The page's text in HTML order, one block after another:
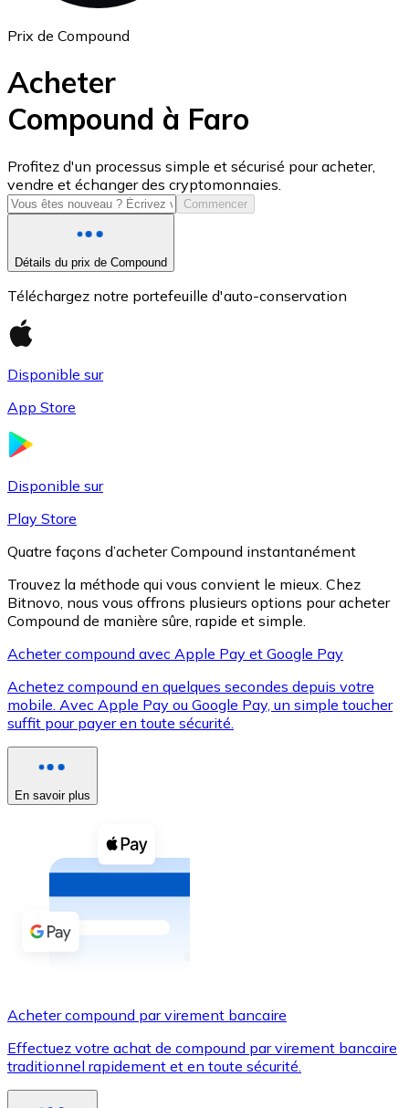
USD Coin
USDC
XRP
XRP
Voir toutes
Coupons crypto
Achetez des cryptomonnaies en espèces et d'autres
Acheter avec espèces
Virement SEPA
Utilisez les cartes Visa et Mastercard pour acheter
Acheter avec carte
Prix de Compound
Acheter
Compound à Faro
Profitez d'un processus simple et sécurisé pour acheter,
vendre et échanger des cryptomonnaies.
Commencer
Détails du prix de Compound
Téléchargez notre portefeuille d'auto-conservation
Disponible sur
App Store
Disponible sur
Play Store
Quatre façons d’acheter Compound instantanément
Trouvez la méthode qui vous convient le mieux. Chez
Bitnovo, nous vous offrons plusieurs options pour acheter
Compound de manière sûre, rapide et simple.
Acheter compound avec Apple Pay et Google Pay
Achetez compound en quelques secondes depuis votre
mobile. Avec Apple Pay ou Google Pay, un simple toucher
suffit pour payer en toute sécurité.
En savoir plus
Acheter compound par virement bancaire
Effectuez votre achat de compound par virement bancaire
traditionnel rapidement et en toute sécurité.